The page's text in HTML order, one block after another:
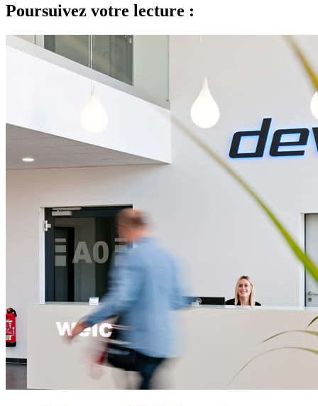
Poursuivez votre lecture :